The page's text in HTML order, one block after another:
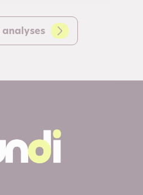
analyses